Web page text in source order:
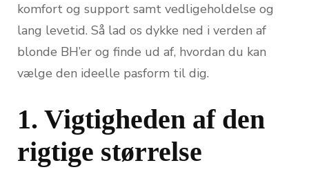
komfort og support samt vedligeholdelse og
lang levetid. Så lad os dykke ned i verden af
blonde BH’er og finde ud af, hvordan du kan
vælge den ideelle pasform til dig.
1. Vigtigheden af den
rigtige størrelse